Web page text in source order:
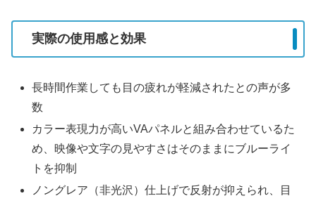
実際の使用感と効果
長時間作業しても目の疲れが軽減されたとの声が多
数
カラー表現力が高いVAパネルと組み合わせているた
め、映像や文字の見やすさはそのままにブルーライ
トを抑制
ノングレア（非光沢）仕上げで反射が抑えられ、目